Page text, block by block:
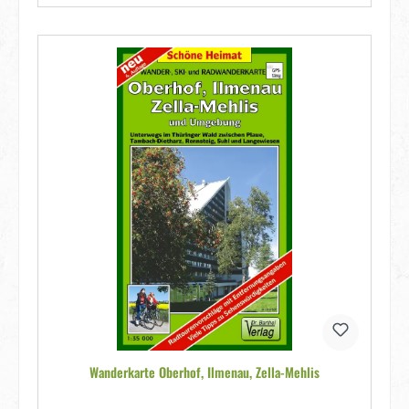
Wanderkarte Oberhof, Ilmenau, Zella-Mehlis